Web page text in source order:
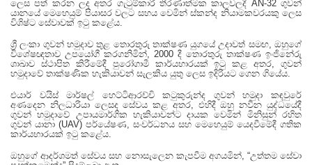
ලෙස පත් කරන ලද අතර ගැටුම්කාරී තීරණාත්මක කාලවලදී AN-32 ගුවන්
යානයේ මෙහෙයුම් පියාසර වලට සහය වෙමින් ස්කන්ද නියාමකවරයකු ලෙස
විශිෂ්ට සේවාවක් ඉටු කළේය.
ශ්‍රී ලංකා ගුවන් හමුදාව තුළ තොරතුරු තාක්ෂණ යුගයේ උදාවත් සමඟ, ඔහුගේ
විශේෂඥතාව උපයෝගී කරගනිමින්, 2000 දී තොරතුරු තාක්ෂණ ඉංජිනේරු
ශාඛාව ස්ථාපිත කිරීමේදී පුරෝගාමී කාර්යභාරයක් ඉටු කළ අතර, ගුවන්
හමුදාවේ තාක්ෂණික හැකියාවන් සැලකිය යුතු ලෙස ඉදිරියට ගෙන ගියේය.
එයාර් වයිස් මාර්ෂල් හෙට්ටිආරච්චි කටුකුරුන්ද ගුවන් හමුදා කඳවුරේ
අණදෙන නිලධාරියා ලෙසද සේවය කළ අතර, එහිදී ඔහු නවීන යුද්ධයේදී
ගුවන් හමුදාවේ උපායමාර්ගික හැකියාවන්ට දායක වෙමින් මිනිසුන් රහිත
ගුවන් යානා (UAV) පර්යේෂණ, සංවර්ධනය සහ මෙහෙයුම් යෙදවීමේදී ගතික
කාර්යභාරයක් ඉටු කළේය.
ඔහුගේ ආදර්ශමත් සේවය සහ නොසැලෙන කැපවීම අගයමින්, “උත්තම සේවා